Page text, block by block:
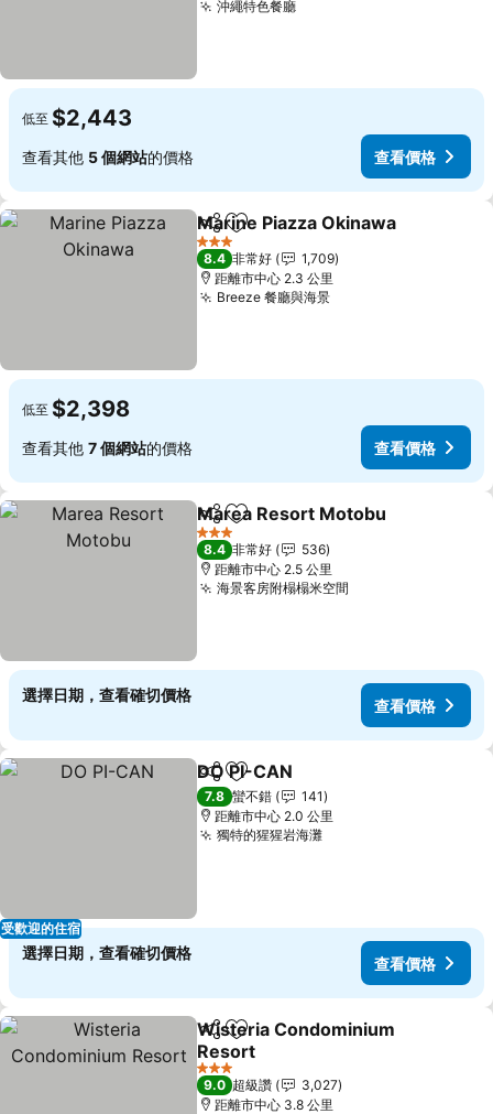
沖繩特色餐廳查看價格
低至 $2,443
查看其他 5 個網站的價格 查看價格
分享 加入我的最愛
Marine Piazza Okinawa
3 星級
8.4 非常好
1,709
距離市中心 2.3 公里
Breeze 餐廳與海景查看價格
低至 $2,398
查看其他 7 個網站的價格 查看價格
分享 加入我的最愛
Marea Resort Motobu
3 星級
8.4 非常好
536
距離市中心 2.5 公里
海景客房附榻榻米空間
選擇日期，查看確切價格
查看價格
受歡迎的住宿
分享 加入我的最愛
DO PI-CAN
7.8 蠻不錯
141
距離市中心 2.0 公里
獨特的猩猩岩海灘查看價格
選擇日期，查看確切價格
查看價格
分享 加入我的最愛
Wisteria Condominium
Resort
查看價格
3 星級
9.0 超級讚
3,027
距離市中心 3.8 公里